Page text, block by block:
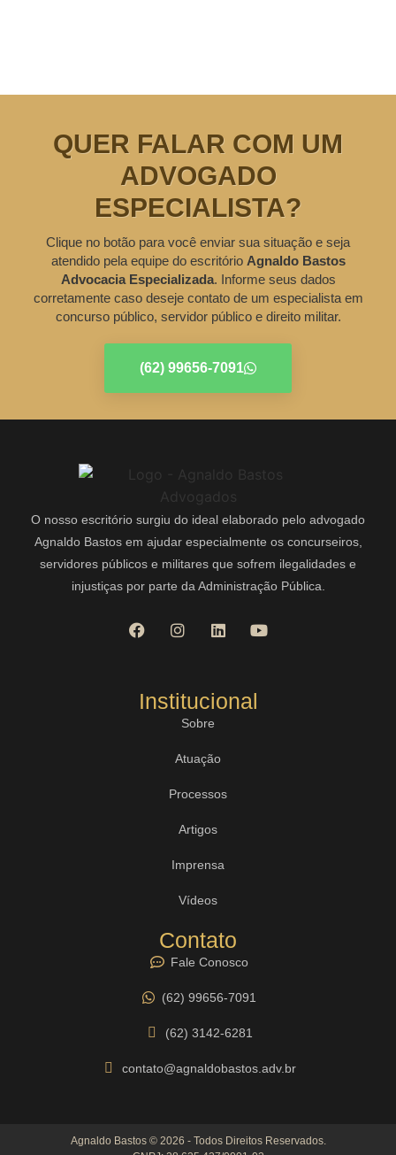
QUER FALAR COM UM
ADVOGADO
ESPECIALISTA?
Clique no botão para você enviar sua situação e seja
atendido pela equipe do escritório Agnaldo Bastos
Advocacia Especializada. Informe seus dados
corretamente caso deseje contato de um especialista em
concurso público, servidor público e direito militar.
(62) 99656-7091
O nosso escritório surgiu do ideal elaborado pelo advogado
Agnaldo Bastos em ajudar especialmente os concurseiros,
servidores públicos e militares que sofrem ilegalidades e
injustiças por parte da Administração Pública.
Institucional
Sobre
Atuação
Processos
Artigos
Imprensa
Vídeos
Contato
Fale Conosco
(62) 99656-7091
(62) 3142-6281
contato@agnaldobastos.adv.br
Agnaldo Bastos © 2026 - Todos Direitos Reservados.